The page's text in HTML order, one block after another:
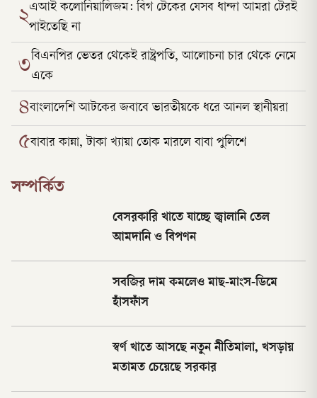
২এআই কলোনিয়ালিজম: বিগ টেকের যেসব ধান্দা আমরা টেরই
পাইতেছি না
৩বিএনপির ভেতর থেকেই রাষ্ট্রপতি, আলোচনা চার থেকে নেমে
একে
৪বাংলাদেশি আটকের জবাবে ভারতীয়কে ধরে আনল স্থানীয়রা
৫বাবার কান্না, টাকা খ্যায়া তোক মারলে বাবা পুলিশে
সম্পর্কিত
বেসরকারি খাতে যাচ্ছে জ্বালানি তেল
আমদানি ও বিপণন
সবজির দাম কমলেও মাছ-মাংস-ডিমে
হাঁসফাঁস
স্বর্ণ খাতে আসছে নতুন নীতিমালা, খসড়ায়
মতামত চেয়েছে সরকার